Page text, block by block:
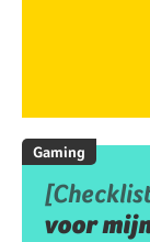
Gaming
voor